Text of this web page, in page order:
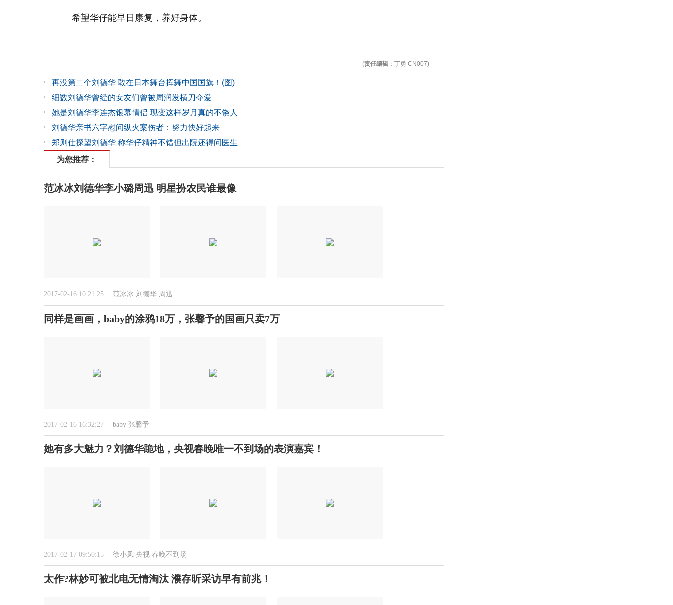
希望华仔能早日康复，养好身体。
(责任编辑 ：丁勇 CN007)
再没第二个刘德华 敢在日本舞台挥舞中国国旗！(图)
细数刘德华曾经的女友们曾被周润发横刀夺爱
她是刘德华李连杰银幕情侣 现变这样岁月真的不饶人
刘德华亲书六字慰问纵火案伤者：努力快好起来
郑则仕探望刘德华 称华仔精神不错但出院还得问医生
为您推荐：
范冰冰刘德华李小璐周迅 明星扮农民谁最像
2017-02-16 10:21:25 范冰冰 刘德华 周迅
同样是画画，baby的涂鸦18万，张馨予的国画只卖7万
2017-02-16 16:32:27 baby 张馨予
她有多大魅力？刘德华跪地，央视春晚唯一不到场的表演嘉宾！
2017-02-17 09:50:15 徐小凤 央视 春晚不到场
太作?林妙可被北电无情淘汰 濮存昕采访早有前兆！